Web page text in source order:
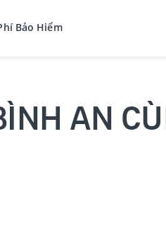
Bảo Hiểm
AN